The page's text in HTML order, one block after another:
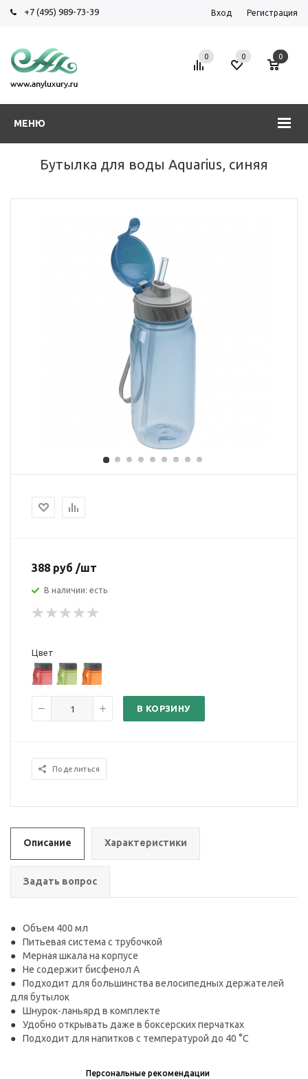
+7 (495) 989-73-39 Вход Регистрация
МЕНЮ
0 0 0
Бутылка для воды Aquarius, синяя
388 руб /шт
В наличии: есть
Цвет
В КОРЗИНУ
Поделиться
Описание Характеристики
Задать вопрос
Объем 400 мл
Питьевая система с трубочкой
Мерная шкала на корпусе
Не содержит бисфенол А
Подходит для большинства велосипедных держателей
для бутылок
Шнурок-ланьярд в комплекте
Удобно открывать даже в боксерских перчатках
Подходит для напитков с температурой до 40 °C
Персональные рекомендации